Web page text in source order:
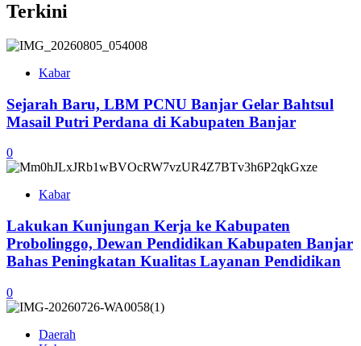
Terkini
Kabar
Sejarah Baru, LBM PCNU Banjar Gelar Bahtsul
Masail Putri Perdana di Kabupaten Banjar
0
Kabar
Lakukan Kunjungan Kerja ke Kabupaten
Probolinggo, Dewan Pendidikan Kabupaten Banjar
Bahas Peningkatan Kualitas Layanan Pendidikan
0
Daerah